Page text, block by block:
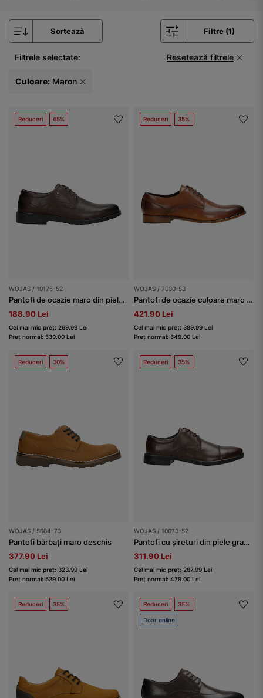
Sortează Filtre (1)
Filtrele selectate: Resetează filtrele
Culoare: Maron
Reduceri 65%
WOJAS / 10175-52
Pantofi de ocazie maro din piele granulată bărbați
188.90 Lei
Cel mai mic preț: 269.99 Lei
Preț normal: 539.00 Lei
Reduceri 35%
WOJAS / 7030-53
Pantofi de ocazie culoare maro deschis bărbați
421.90 Lei
Cel mai mic preț: 389.99 Lei
Preț normal: 649.00 Lei
Reduceri 30%
WOJAS / 5084-73
Pantofi bărbați maro deschis
377.90 Lei
Cel mai mic preț: 323.99 Lei
Preț normal: 539.00 Lei
Reduceri 35%
WOJAS / 10073-52
Pantofi cu șireturi din piele granulată bărbați
311.90 Lei
Cel mai mic preț: 287.99 Lei
Preț normal: 479.00 Lei
Reduceri 35% Reduceri 35%
Doar online